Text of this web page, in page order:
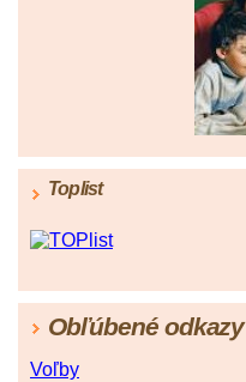
Toplist
Obľúbené odkazy
Voľby